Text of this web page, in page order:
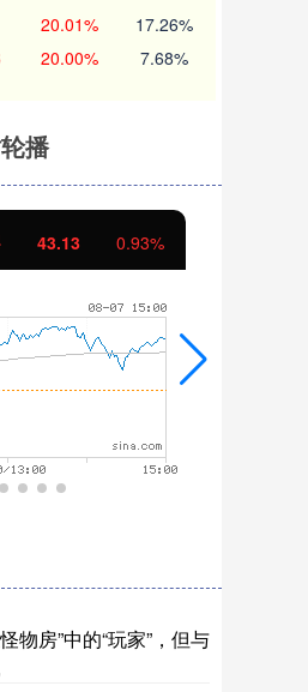
20.01% 17.26%
20.00% 7.68%
播
11.37 1.01%
物房”中的“玩家”，但与